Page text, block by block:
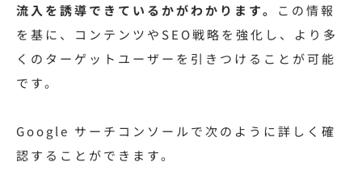
流入を誘導できているかがわかります。 この情報
を基に、コンテンツやSEO戦略を強化し、より多
くのターゲットユーザーを引きつけることが可能
です。
Google サーチコンソールで次のように詳しく確
認することができます。